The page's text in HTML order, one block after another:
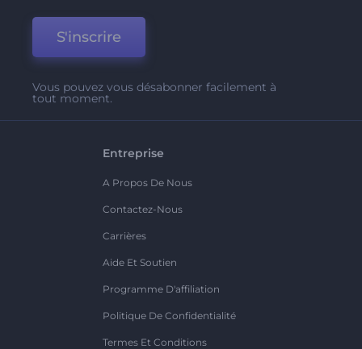
S'inscrire
Vous pouvez vous désabonner facilement à
tout moment.
Entreprise
A Propos De Nous
Contactez-Nous
Carrières
Aide Et Soutien
Programme D'affiliation
Politique De Confidentialité
Termes Et Conditions